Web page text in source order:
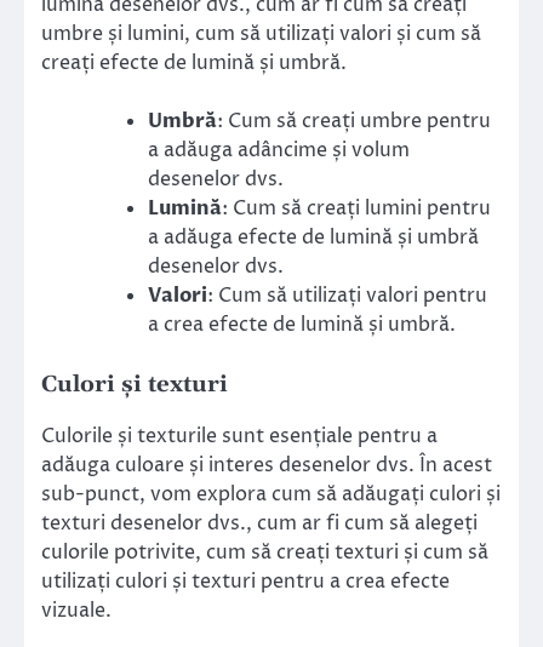
umbre și lumini, cum să utilizați valori și cum să
creați efecte de lumină și umbră.
Umbră: Cum să creați umbre pentru
a adăuga adâncime și volum
desenelor dvs.
Lumină: Cum să creați lumini pentru
a adăuga efecte de lumină și umbră
desenelor dvs.
Valori: Cum să utilizați valori pentru
a crea efecte de lumină și umbră.
Culori și texturi
Culorile și texturile sunt esențiale pentru a
adăuga culoare și interes desenelor dvs. În acest
sub-punct, vom explora cum să adăugați culori și
texturi desenelor dvs., cum ar fi cum să alegeți
culorile potrivite, cum să creați texturi și cum să
utilizați culori și texturi pentru a crea efecte
vizuale.